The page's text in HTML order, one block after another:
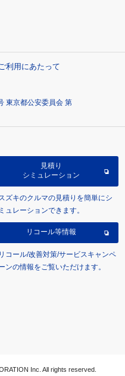
利用にあたって
東京都公安委員会 第
見積り
シミュレーション
スズキのクルマの見積りを簡単にシ
ミュレーションできます。
リコール等情報
リコール/改善対策/サービスキャンペ
ンの情報をご覧いただけます。
Inc. All rights reserved.